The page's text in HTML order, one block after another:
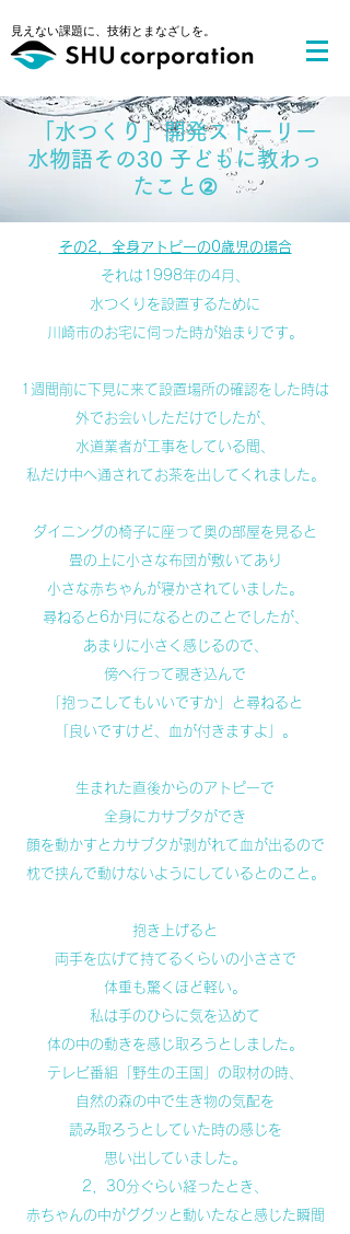
​見えない課題に、技術とまなざしを。
​「水つくり」開発ストーリー
水物語その30 子どもに教わっ
たこと②
その2，全身アトピーの0歳児の場合
それは1998年の4月、
水つくりを設置するために
川崎市のお宅に伺った時が始まりです。
1週間前に下見に来て設置場所の確認をした時は
外でお会いしただけでしたが、
水道業者が工事をしている間、
私だけ中へ通されてお茶を出してくれました。
ダイニングの椅子に座って奥の部屋を見ると
畳の上に小さな布団が敷いてあり
小さな赤ちゃんが寝かされていました。
尋ねると6か月になるとのことでしたが、
あまりに小さく感じるので、
傍へ行って覗き込んで
「抱っこしてもいいですか」と尋ねると
「良いですけど、血が付きますよ」。
生まれた直後からのアトピーで
全身にカサブタができ
顔を動かすとカサブタが剥がれて血が出るので
枕で挟んで動けないようにしているとのこと。
抱き上げると
両手を広げて持てるくらいの小ささで
体重も驚くほど軽い。
私は手のひらに気を込めて
体の中の動きを感じ取ろうとしました。
テレビ番組「野生の王国」の取材の時、
自然の森の中で生き物の気配を
読み取ろうとしていた時の感じを
思い出していました。
2，30分ぐらい経ったとき、
赤ちゃんの中がググッと動いたなと感じた瞬間